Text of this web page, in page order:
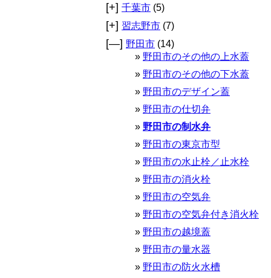
[+] 千葉市 (5)
[+] 習志野市 (7)
[—] 野田市 (14)
野田市のその他の上水蓋
野田市のその他の下水蓋
野田市のデザイン蓋
野田市の仕切弁
野田市の制水弁
野田市の東京市型
野田市の水止栓／止水栓
野田市の消火栓
野田市の空気弁
野田市の空気弁付き消火栓
野田市の越境蓋
野田市の量水器
野田市の防火水槽